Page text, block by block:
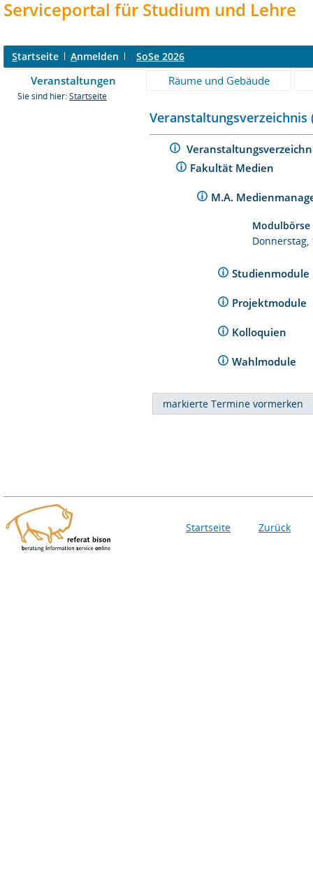
Serviceportal für Studium und Lehre
Startseite Anmelden SoSe 2026
Veranstaltungen Räume und Gebäude
Sie sind hier: Startseite
Veranstaltungsverzeichnis
Fakultät Medien
M.A.
Modulbörse
Donnerstag,
Studienmodule
Projektmodule
Kolloquien
Wahlmodule
Startseite Zurück